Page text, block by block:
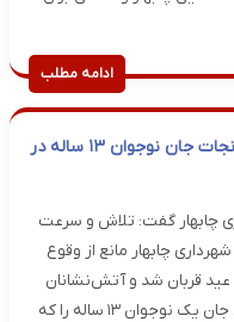
ادامه مطلب
عملیات نفس‌گیر در سواحل صخره‌ای؛ نجات جان نوجوان ۱۳ ساله در
چابهار گفت: تلاش و سرعت
چابهار مانع از وقوع
قربان شد و آتش‌نشانان
این شهر در عملیاتی تخصصی موفق شدند جان یک نوجوان ۱۳ ساله را که